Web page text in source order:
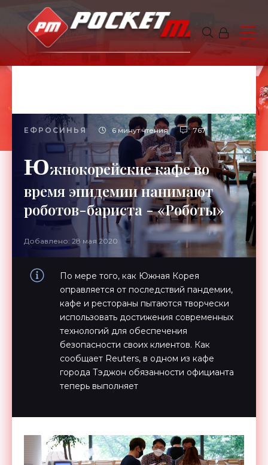
ЕФРОСИНЬЯ 6 минут чтения 767
Южнокорейские кафе во
время эпидемии нанимают
роботов-бариста - «Роботы»
Добавлено: 28 мая 2020
По мере того, как Южная Корея
оправляется от последствий пандемии,
кафе и рестораны пытаются творчески
использовать достижения современных
технологий для обеспечения
безопасности своих клиентов. Как
сообщает Reuters, в одном из кафе
города Тэджон обязанности официанта
теперь выполняет